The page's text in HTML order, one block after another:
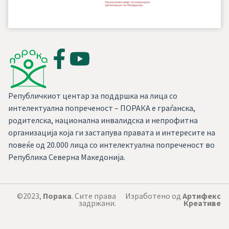
Републичкиот центар за поддршка на лица со
интелектуална попреченост – ПОРАКА е граѓанска,
родителска, национална инвалидска и непрофитна
организација која ги застапува правата и интересите на
повеќе од 20.000 лица со интелектуална попреченост во
Република Северна Македонија.
©2023, Порака. Сите права
задржани.
Изработено од Артифекс
Креативе